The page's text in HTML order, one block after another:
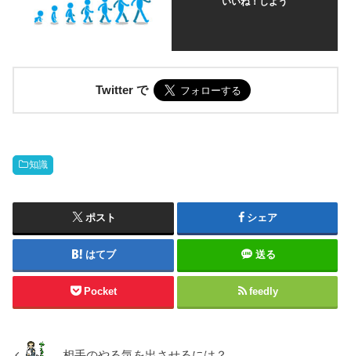
Twitter で
知識
ポスト シェア
はてブ 送る
Pocket feedly